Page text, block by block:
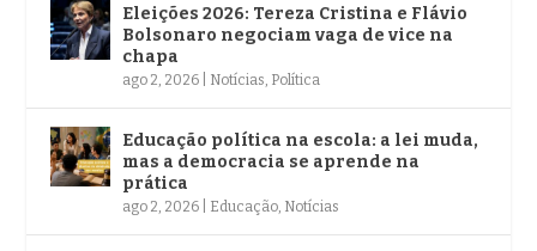
Eleições 2026: Tereza Cristina e Flávio
Bolsonaro negociam vaga de vice na
chapa
ago 2, 2026 Notícias, Política
Educação política na escola: a lei muda,
mas a democracia se aprende na
prática
ago 2, 2026 Educação, Notícias